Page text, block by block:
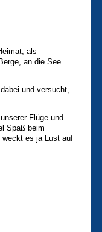
als
an die See
und versucht,
Flüge und
Spaß beim
weckt es ja Lust auf